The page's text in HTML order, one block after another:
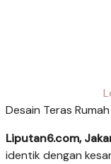
Desain Teras
Liputan6.com,
identik dengan